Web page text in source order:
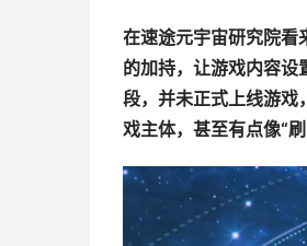
在速途元宇宙研究院看
的加持，让游戏内容
段，并未正式上线游戏
戏主体，甚至有点像“刷